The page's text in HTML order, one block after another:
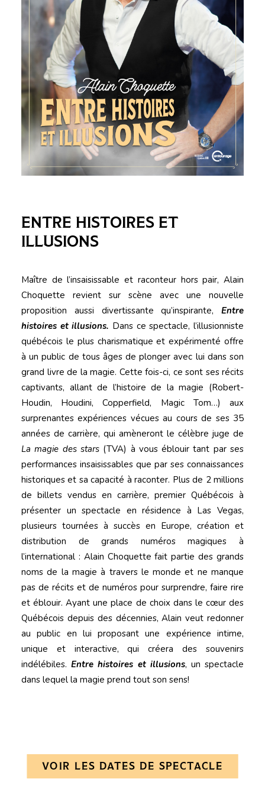
ENTRE HISTOIRES ET
ILLUSIONS
Maître de l’insaisissable et raconteur hors pair, Alain
Choquette revient sur scène avec une nouvelle
proposition aussi divertissante qu’inspirante, Entre
histoires et illusions. Dans ce spectacle, l’illusionniste
québécois le plus charismatique et expérimenté offre
à un public de tous âges de plonger avec lui dans son
grand livre de la magie. Cette fois-ci, ce sont ses récits
captivants, allant de l’histoire de la magie (Robert-
Houdin, Houdini, Copperfield, Magic Tom…) aux
surprenantes expériences vécues au cours de ses 35
années de carrière, qui amèneront le célèbre juge de
La magie des stars(TVA) à vous éblouir tant par ses
performances insaisissables que par ses connaissances
historiques et sa capacité à raconter. Plus de 2 millions
de billets vendus en carrière, premier Québécois à
présenter un spectacle en résidence à Las Vegas,
plusieurs tournées à succès en Europe, création et
distribution de grands numéros magiques à
l’international : Alain Choquette fait partie des grands
noms de la magie à travers le monde et ne manque
pas de récits et de numéros pour surprendre, faire rire
et éblouir. Ayant une place de choix dans le cœur des
Québécois depuis des décennies, Alain veut redonner
au public en lui proposant une expérience intime,
unique et interactive, qui créera des souvenirs
indélébiles.Entre histoires et illusions, un spectacle
dans lequel la magie prend tout son sens!
VOIR LES DATES DE SPECTACLE